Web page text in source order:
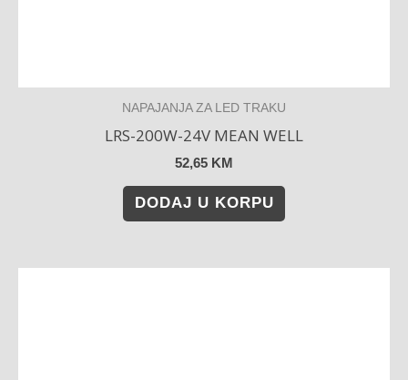
NAPAJANJA ZA LED TRAKU
LRS-200W-24V MEAN WELL
52,65 KM
DODAJ U KORPU